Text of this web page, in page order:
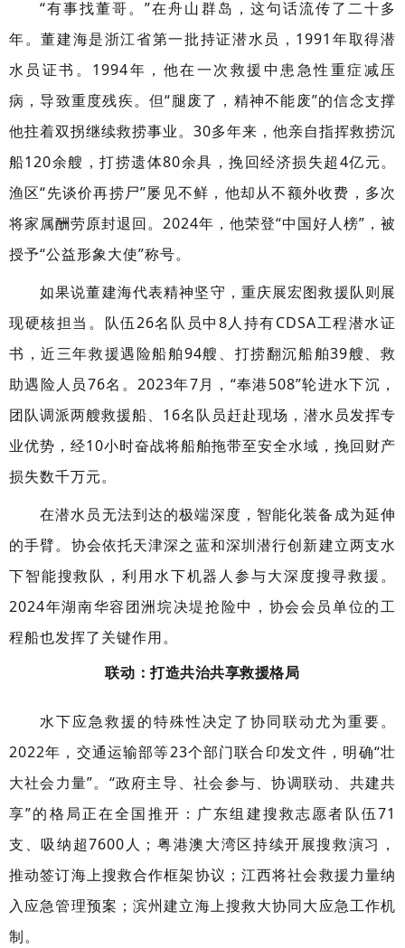
“有事找董哥。”在舟山群岛，这句话流传了二十多
年。董建海是浙江省第一批持证潜水员，1991年取得潜
水员证书。1994年，他在一次救援中患急性重症减压
病，导致重度残疾。但“腿废了，精神不能废”的信念支撑
他拄着双拐继续救捞事业。30多年来，他亲自指挥救捞沉
船120余艘，打捞遗体80余具，挽回经济损失超4亿元。
渔区“先谈价再捞尸”屡见不鲜，他却从不额外收费，多次
将家属酬劳原封退回。2024年，他荣登“中国好人榜”，被
授予“公益形象大使”称号。
如果说董建海代表精神坚守，重庆展宏图救援队则展
现硬核担当。队伍26名队员中8人持有CDSA工程潜水证
书，近三年救援遇险船舶94艘、打捞翻沉船舶39艘、救
助遇险人员76名。2023年7月，“奉港508”轮进水下沉，
团队调派两艘救援船、16名队员赶赴现场，潜水员发挥专
业优势，经10小时奋战将船舶拖带至安全水域，挽回财产
损失数千万元。
在潜水员无法到达的极端深度，智能化装备成为延伸
的手臂。协会依托天津深之蓝和深圳潜行创新建立两支水
下智能搜救队，利用水下机器人参与大深度搜寻救援。
2024年湖南华容团洲垸决堤抢险中，协会会员单位的工
程船也发挥了关键作用。
联动：打造共治共享救援格局
水下应急救援的特殊性决定了协同联动尤为重要。
2022年，交通运输部等23个部门联合印发文件，明确“壮
大社会力量”。“政府主导、社会参与、协调联动、共建共
享”的格局正在全国推开：广东组建搜救志愿者队伍71
支、吸纳超7600人；粤港澳大湾区持续开展搜救演习，
推动签订海上搜救合作框架协议；江西将社会救援力量纳
入应急管理预案；滨州建立海上搜救大协同大应急工作机
制。